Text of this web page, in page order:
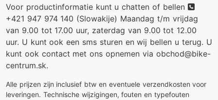
Voor productinformatie kunt u chatten of bellen
+421 947 974 140 (Slowakije) Maandag t/m vrijdag
van 9.00 tot 17.00 uur, zaterdag van 9.00 tot 12.00
uur. U kunt ook een sms sturen en wij bellen u terug. U
kunt ook contact met ons opnemen via obchod@bike-
centrum.sk.
Alle prijzen zijn inclusief btw en eventuele verzendkosten voor
leveringen. Technische wijzigingen, fouten en typefouten